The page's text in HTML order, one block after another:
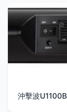
沖擊波